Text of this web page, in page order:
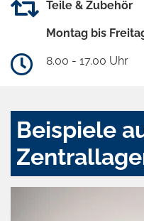
Teile & Zubehör
Montag bis
8.00 - 17.00 Uhr
Beispiele